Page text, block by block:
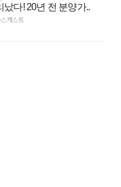
났다! 20년 전 분양가..
캐스트